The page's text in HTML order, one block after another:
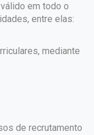
em todo o
entre elas:
mediante
de recrutamento